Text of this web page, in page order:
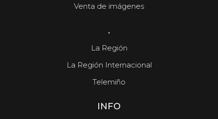
Venta de imágenes
.
La Región
La Región Internacional
Telemiño
INFO